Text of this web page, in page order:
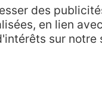
des
en lien
sur notre
intérieur (Nécessaire)